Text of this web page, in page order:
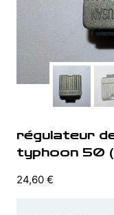
régulateur
typhoon 50
24,60 €